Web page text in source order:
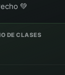
💚
DE CLASES